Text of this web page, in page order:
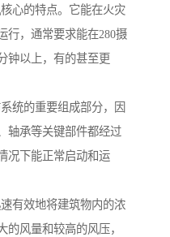
心的特点。它能在火灾
行，通常要求能在280摄
钟以上，有的甚至更
统的重要组成部分，因
轴承等关键部件都经过
况下能正常启动和运
有效地将建筑物内的浓
风量和较高的风压，